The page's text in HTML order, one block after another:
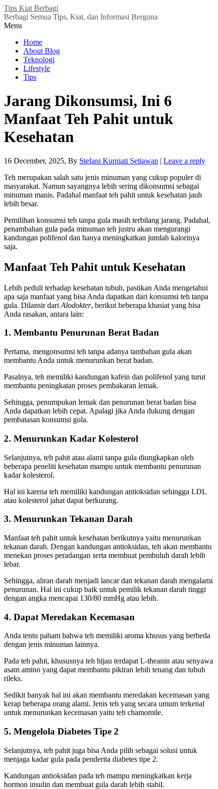
Tips Kiat Berbagi
Berbagi Semua Tips, Kiat, dan Informasi Berguna
Menu
Home
About Blog
Teknologi
Lifestyle
Tips
Jarang Dikonsumsi, Ini 6
Manfaat Teh Pahit untuk
Kesehatan
16 December, 2025, By Stefani Kurniati Setiawan | Leave a reply
Teh merupakan salah satu jenis minuman yang cukup populer di
masyarakat. Namun sayangnya lebih sering dikonsumsi sebagai
minuman manis. Padahal manfaat teh pahit untuk kesehatan jauh
lebih besar.
Pemilihan konsumsi teh tanpa gula masih terbilang jarang. Padahal,
penambahan gula pada minuman teh justru akan mengurangi
kandungan polifenol dan hanya meningkatkan jumlah kalorinya
saja.
Manfaat Teh Pahit untuk Kesehatan
Lebih peduli terhadap kesehatan tubuh, pastikan Anda mengetahui
apa saja manfaat yang bisa Anda dapatkan dari konsumsi teh tanpa
gula. Dilansir dari Alodokter, berikut beberapa khasiat yang bisa
Anda rasakan, antara lain:
1. Membantu Penurunan Berat Badan
Pertama, mengonsumsi teh tanpa adanya tambahan gula akan
membantu Anda untuk menurunkan berat badan.
Pasalnya, teh memiliki kandungan kafein dan polifenol yang turut
membantu peningkatan proses pembakaran lemak.
Sehingga, penumpukan lemak dan penurunan berat badan bisa
Anda dapatkan lebih cepat. Apalagi jika Anda dukung dengan
pembatasan konsumsi gula.
2. Menurunkan Kadar Kolesterol
Selanjutnya, teh pahit atau alami tanpa gula diungkapkan oleh
beberapa peneliti kesehatan mampu untuk membantu penurunan
kadar kolesterol.
Hal ini karena teh memiliki kandungan antioksidan sehingga LDL
atau kolesterol jahat dapat berkurang.
3. Menurunkan Tekanan Darah
Manfaat teh pahit untuk kesehatan berikutnya yaitu menurunkan
tekanan darah. Dengan kandungan antioksidan, teh akan membantu
menekan proses peradangan serta membuat pembuluh darah lebih
lebar.
Sehingga, aliran darah menjadi lancar dan tekanan darah mengalami
penurunan. Hal ini cukup baik untuk pemilik tekanan darah tinggi
dengan angka mencapai 130/80 mmHg atau lebih.
4. Dapat Meredakan Kecemasan
Anda tentu paham bahwa teh memiliki aroma khusus yang berbeda
dengan jenis minuman lainnya.
Pada teh pahit, khususnya teh hijau terdapat L-theanin atau senyawa
asam amino yang dapat membantu pikiran lebih tenang dan tubuh
rileks.
Sedikit banyak hal ini akan membantu meredakan kecemasan yang
kerap beberapa orang alami. Jenis teh yang secara umum terkenal
untuk menurunkan kecemasan yaitu teh chamomile.
5. Mengelola Diabetes Tipe 2
Selanjutnya, teh pahit juga bisa Anda pilih sebagai solusi untuk
menjaga kadar gula pada penderita diabetes tipe 2.
Kandungan antioksidan pada teh mampu meningkatkan kerja
hormon insulin dan membuat gula darah lebih stabil.